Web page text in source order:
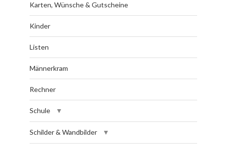
Karten, Wünsche & Gutscheine
Kinder
Listen
Männerkram
Rechner
Schule
Schilder & Wandbilder